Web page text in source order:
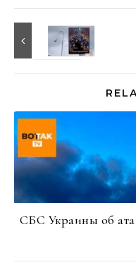
СБС Украины об